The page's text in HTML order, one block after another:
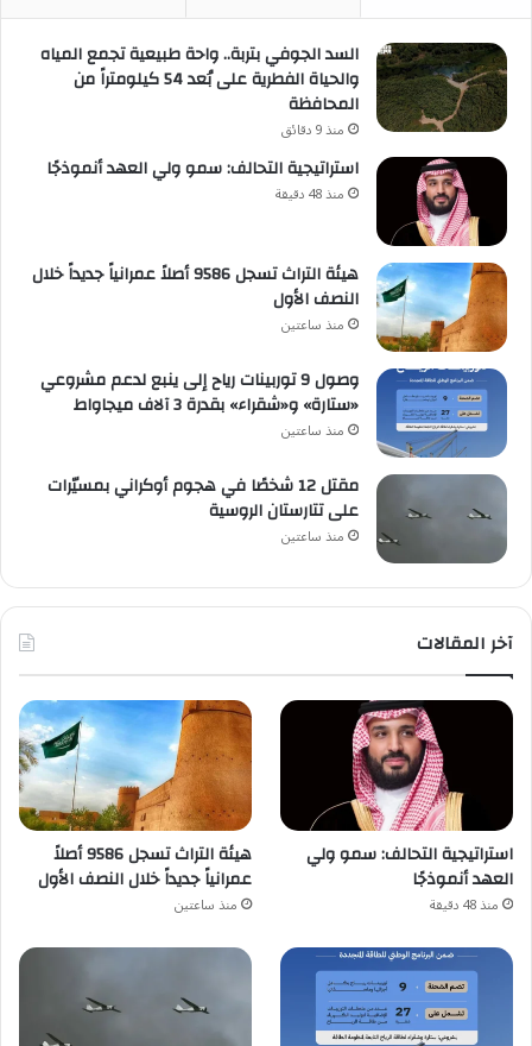
السد الجوفي بتربة.. واحة طبيعية تجمع المياه
والحياة الفطرية على بُعد 54 كيلومتراً من
المحافظة
منذ 9 دقائق
استراتيجية التحالف: سمو ولي العهد أنموذجًا
منذ 48 دقيقة
هيئة التراث تسجل 9586 أصلاً عمرانياً جديداً خلال
النصف الأول
منذ ساعتين
وصول 9 توربينات رياح إلى ينبع لدعم مشروعي
«ستارة» و«شقراء» بقدرة 3 آلاف ميجاواط
منذ ساعتين
مقتل 12 شخصًا في هجوم أوكراني بمسيّرات
على تتارستان الروسية
منذ ساعتين
آخر المقالات
استراتيجية التحالف: سمو ولي
العهد أنموذجًا
منذ 48 دقيقة
هيئة التراث تسجل 9586 أصلاً
عمرانياً جديداً خلال النصف الأول
منذ ساعتين